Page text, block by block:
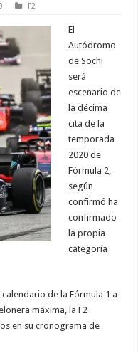
F2
El
Autódromo
de Sochi
será
escenario de
la décima
cita de la
temporada
2020 de
Fórmula 2,
según
confirmó ha
confirmado
la propia
categoría
de la Fórmula 1 a
máxima, la F2
en su cronograma de